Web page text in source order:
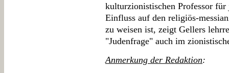
kulturzionistischen Professor
Einfluss auf den religiös-
zu weisen ist, zeigt Gellers
"Judenfrage" auch im
Anmerkung der Redaktion: